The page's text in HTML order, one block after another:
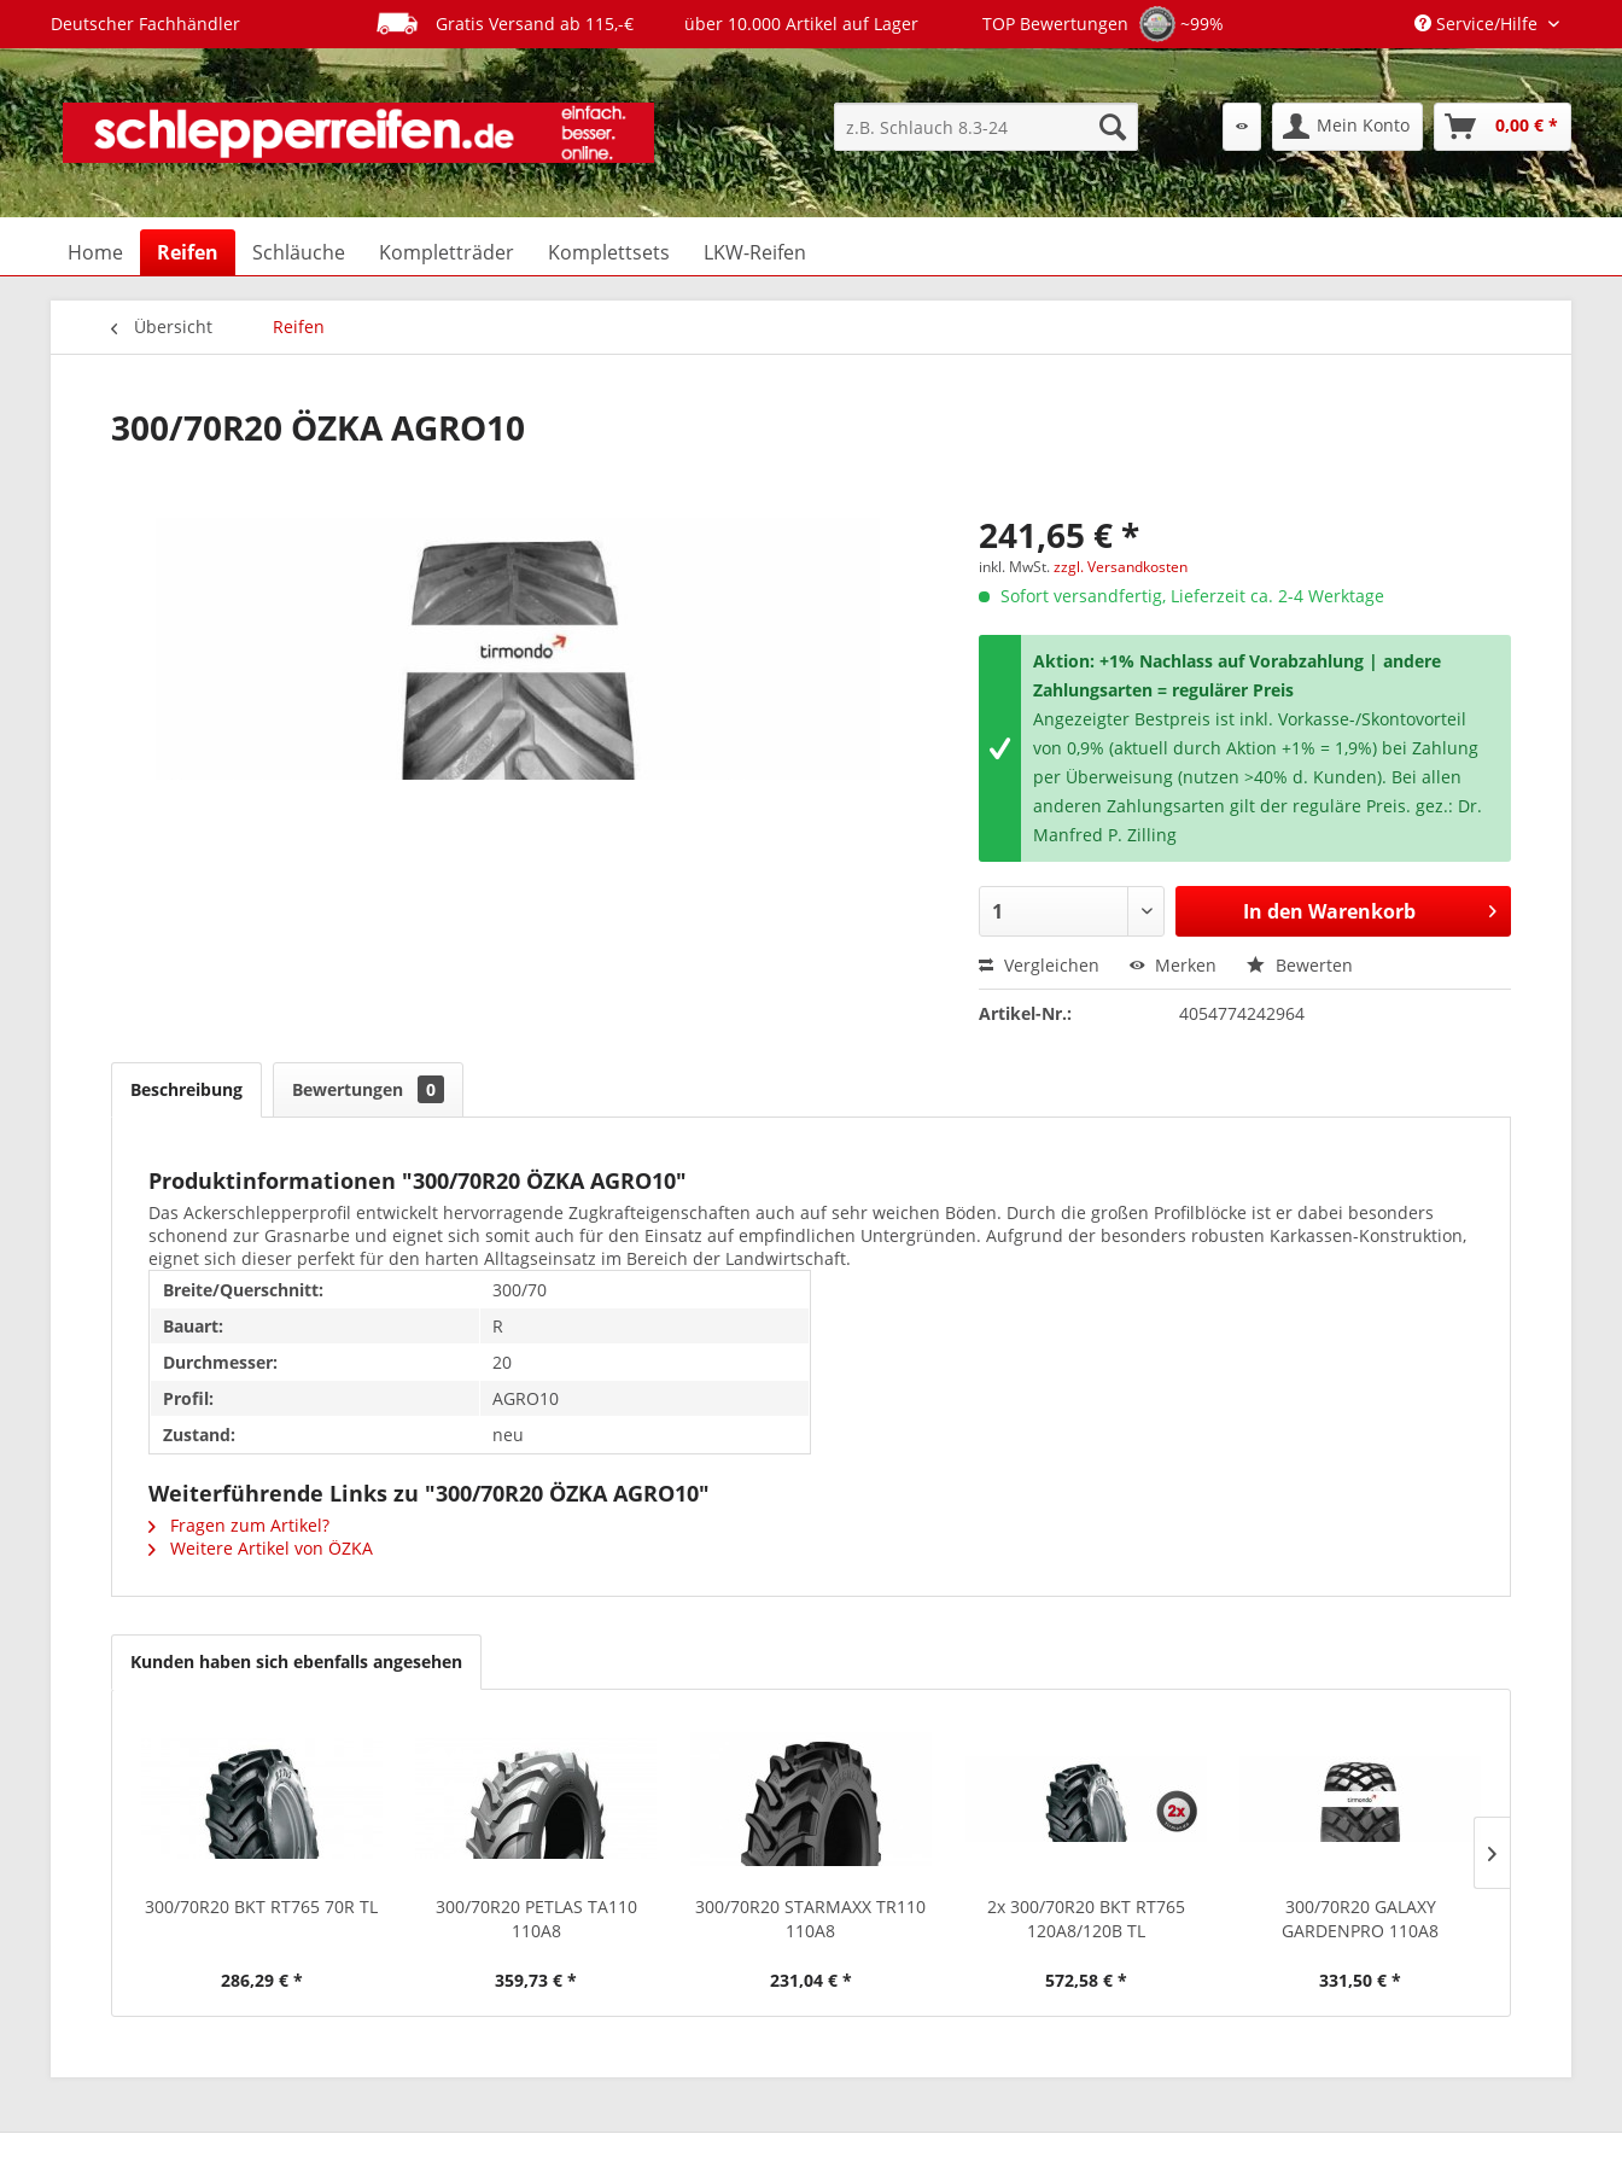
Deutscher Fachhändler Gratis Versand ab 115,-€ über 10.000 Artikel auf Lager TOP Bewertungen ~99% Service/Hilfe
Mein Konto 0,00 € *
Home Reifen Schläuche Kompletträder Komplettsets LKW-Reifen
Übersicht Reifen
300/70R20 ÖZKA AGRO10
241,65 € *
inkl. MwSt.zzgl. Versandkosten
Sofort versandfertig, Lieferzeit ca. 2-4 Werktage
Aktion: +1% Nachlass auf Vorabzahlung | andere
Zahlungsarten = regulärer Preis
Angezeigter Bestpreis ist inkl. Vorkasse-/Skontovorteil
von 0,9% (aktuell durch Aktion +1% = 1,9%) bei Zahlung
per Überweisung (nutzen >40% d. Kunden). Bei allen
anderen Zahlungsarten gilt der reguläre Preis. gez.: Dr.
Manfred P. Zilling
In den Warenkorb
Vergleichen Merken Bewerten
Artikel-Nr.: 4054774242964
Beschreibung Bewertungen 0
Produktinformationen "300/70R20 ÖZKA AGRO10"
Das Ackerschlepperprofil entwickelt hervorragende Zugkrafteigenschaften auch auf sehr weichen Böden. Durch die großen Profilblöcke ist er dabei besonders
schonend zur Grasnarbe und eignet sich somit auch für den Einsatz auf empfindlichen Untergründen. Aufgrund der besonders robusten Karkassen-Konstruktion,
eignet sich dieser perfekt für den harten Alltagseinsatz im Bereich der Landwirtschaft.
Breite/Querschnitt:
300/70
Bauart:
R
Durchmesser:
20
Profil:
AGRO10
Zustand:
neu
Weiterführende Links zu "300/70R20 ÖZKA AGRO10"
Fragen zum Artikel?
Weitere Artikel von ÖZKA
Kunden haben sich ebenfalls angesehen
300/70R20 BKT RT765 70R TL
286,29 € *
300/70R20 PETLAS TA110
110A8
359,73 € *
300/70R20 STARMAXX TR110
110A8
231,04 € *
2x 300/70R20 BKT RT765
120A8/120B TL
572,58 € *
300/70R20 GALAXY
GARDENPRO 110A8
331,50 € *